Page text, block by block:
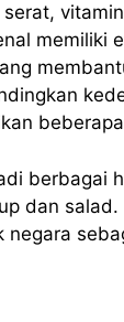
memiliki
berbagai
dan
negara